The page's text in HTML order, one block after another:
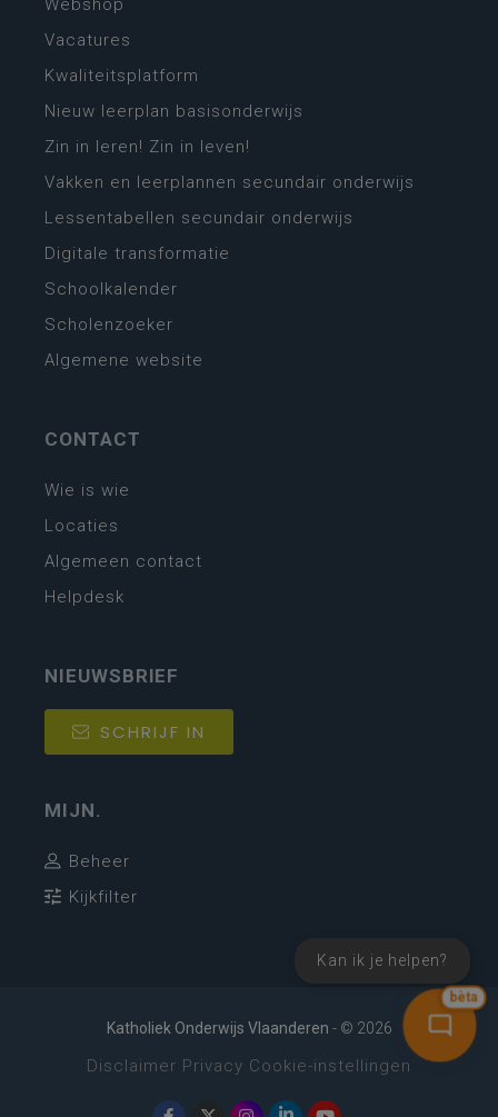
bèta
Kan ik je helpen?
Webshop
Vacatures
Kwaliteitsplatform
Nieuw leerplan basisonderwijs
Zin in leren! Zin in leven!
Vakken en leerplannen secundair onderwijs
Lessentabellen secundair onderwijs
Digitale transformatie
Schoolkalender
Scholenzoeker
Algemene website
CONTACT
Wie is wie
Locaties
Algemeen contact
Helpdesk
NIEUWSBRIEF
SCHRIJF IN
MIJN.
Beheer
Kijkfilter
Katholiek Onderwijs Vlaanderen - © 2026
Disclaimer Privacy Cookie-instellingen